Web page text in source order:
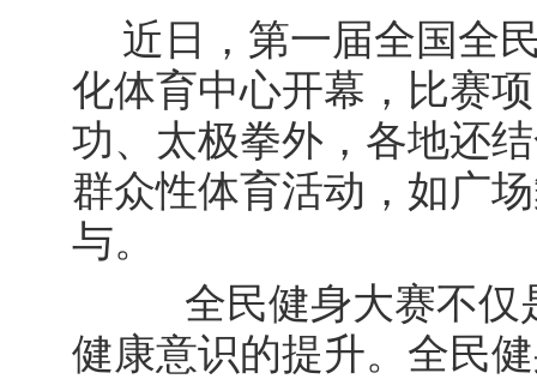
近日，第一届全国全
化体育中心开幕，比赛
功、太极拳外，各地还
群众性体育活动，如广
与。
全民健身大赛不仅
健康意识的提升。全民